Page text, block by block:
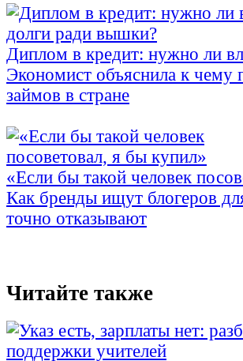
Диплом в кредит: нужно ли
Экономист объяснила к чему
займов в стране
«Если бы такой человек
Как бренды ищут блогеров
точно отказывают
Читайте также